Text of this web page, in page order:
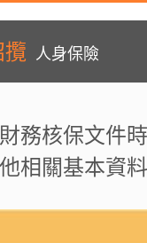
人身保險
務核保文件
相關基本資